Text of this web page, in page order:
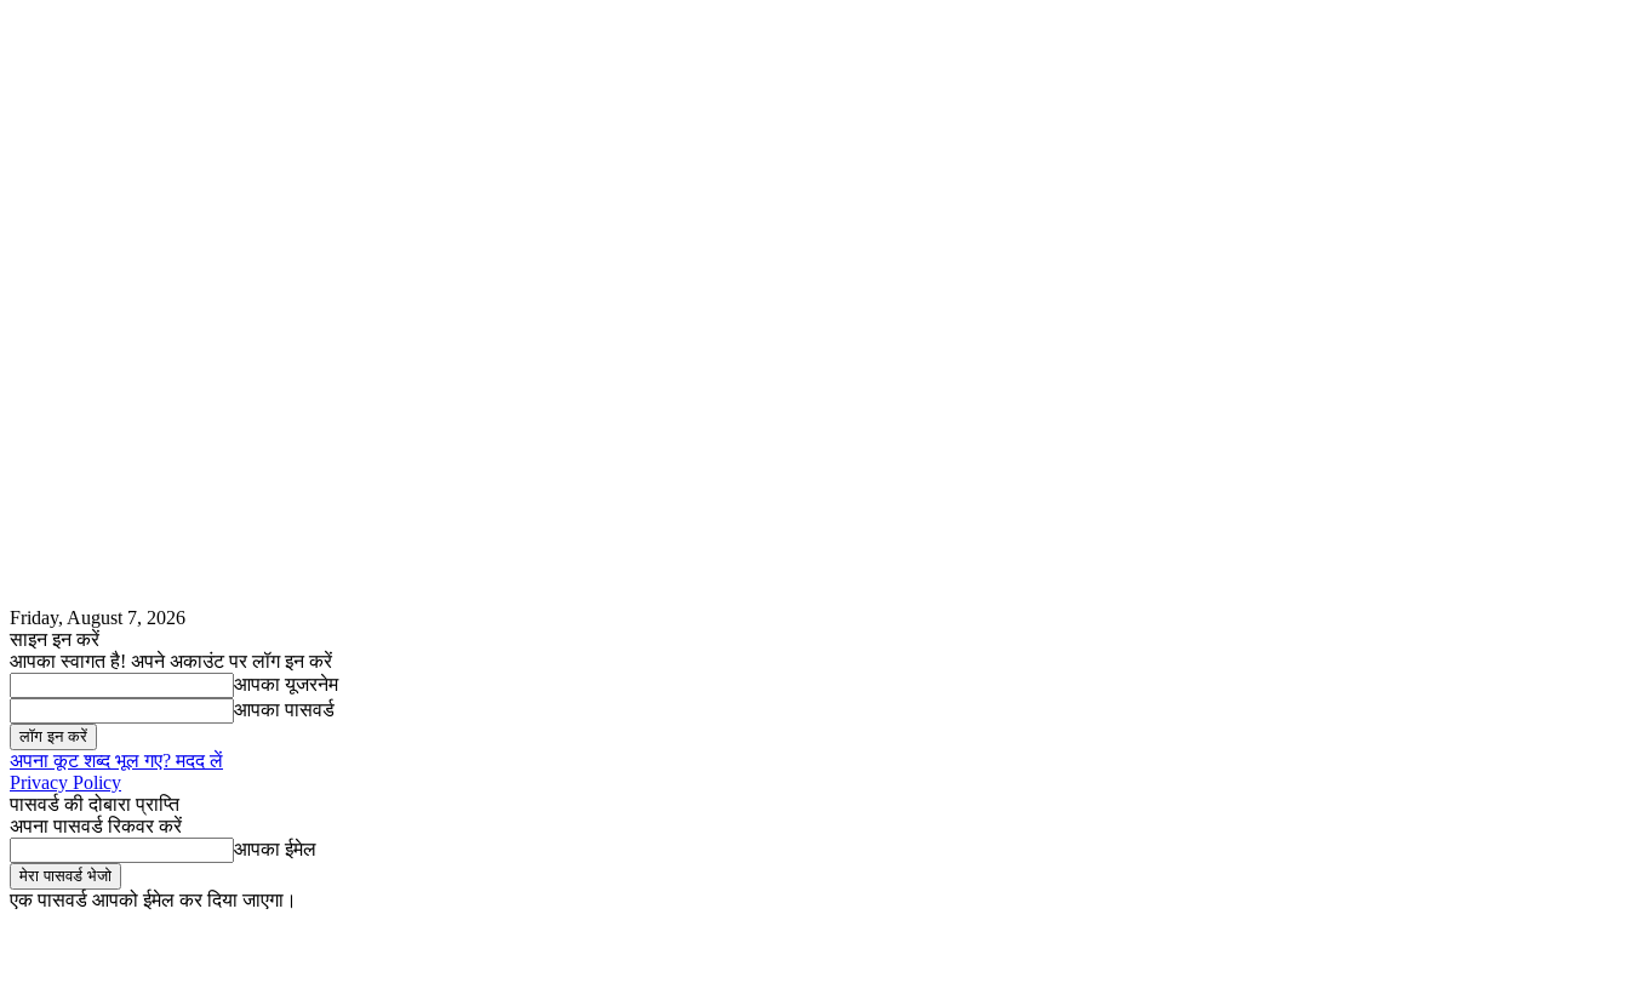
Friday, August 7, 2026
साइन इन करें
आपका स्वागत है! अपने अकाउंट पर लॉग इन करें
आपका यूजरनेम
आपका पासवर्ड
अपना कूट शब्द भूल गए? मदद लें
Privacy Policy
पासवर्ड की दोबारा प्राप्ति
अपना पासवर्ड रिकवर करें
आपका ईमेल
एक पासवर्ड आपको ईमेल कर दिया जाएगा।